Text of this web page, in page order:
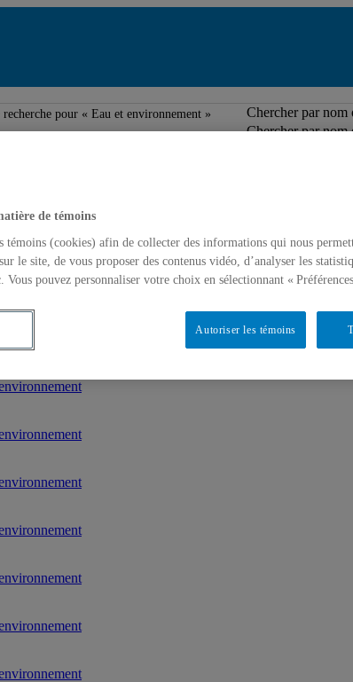
recherche pour « Eau et environnement »
Chercher par nom
Chercher par nom
»
de témoins
témoins (cookies) afin de collecter des informations qui nous
le site, de vous proposer des contenus vidéo, d’analyser les
Vous pouvez personnaliser votre choix en sélectionnant «
Autoriser les témoins